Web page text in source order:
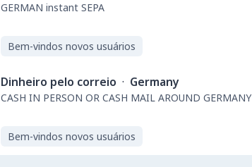
GERMAN instant SEPA
Bem-vindos novos usuários
Dinheiro pelo correio · Germany
CASH IN PERSON OR CASH MAIL AROUND GERMANY
Bem-vindos novos usuários